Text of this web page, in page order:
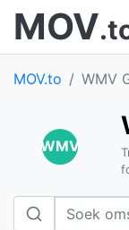
MOV
MOV.to WMV
WMV